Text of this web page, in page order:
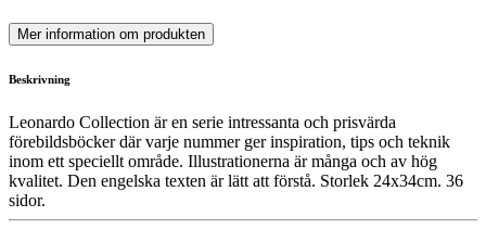
Mer information om produkten
Beskrivning
Leonardo Collection är en serie intressanta och prisvärda
förebildsböcker där varje nummer ger inspiration, tips och teknik
inom ett speciellt område. Illustrationerna är många och av hög
kvalitet. Den engelska texten är lätt att förstå. Storlek 24x34cm. 36
sidor.